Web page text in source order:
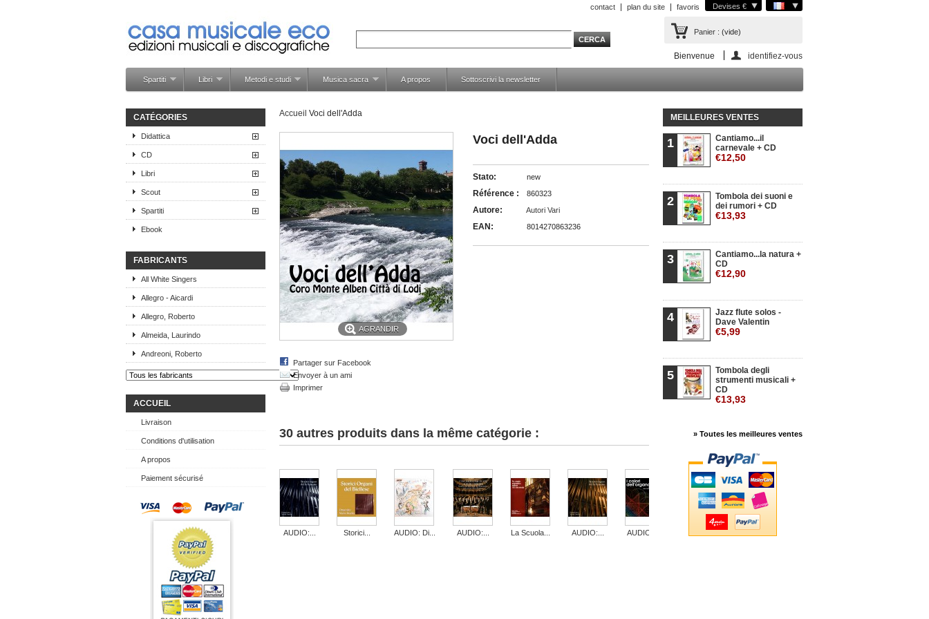
Devises €
contact plan du site favoris
Panier : (vide)
Bienvenue identifiez-vous
Spartiti Libri Metodi e studi Musica sacra A propos Sottoscrivi la newsletter
CATÉGORIES
Didattica
CD
Libri
Scout
Spartiti
Ebook
FABRICANTS
All White Singers
Allegro - Aicardi
Allegro, Roberto
Almeida, Laurindo
Andreoni, Roberto
ACCUEIL
Livraison
Conditions d'utilisation
A propos
Paiement sécurisé
Accueil Voci dell'Adda
AGRANDIR
Partager sur Facebook
Envoyer à un ami
Imprimer
Voci dell'Adda
Stato: new
Référence : 860323
Autore: Autori Vari
EAN: 8014270863236
30 autres produits dans la même catégorie :
AUDIO:... Storici... AUDIO: Di... AUDIO:... La Scuola... AUDIO:... AUDIO: I... AUDIO:... L'arte della...
MEILLEURES VENTES
1
Cantiamo...il
carnevale + CD
€12,50
2
Tombola dei suoni e
dei rumori + CD
€13,93
3
Cantiamo...la natura +
CD
€12,90
4
Jazz flute solos -
Dave Valentin
€5,99
5
Tombola degli
strumenti musicali +
CD
€13,93
» Toutes les meilleures ventes